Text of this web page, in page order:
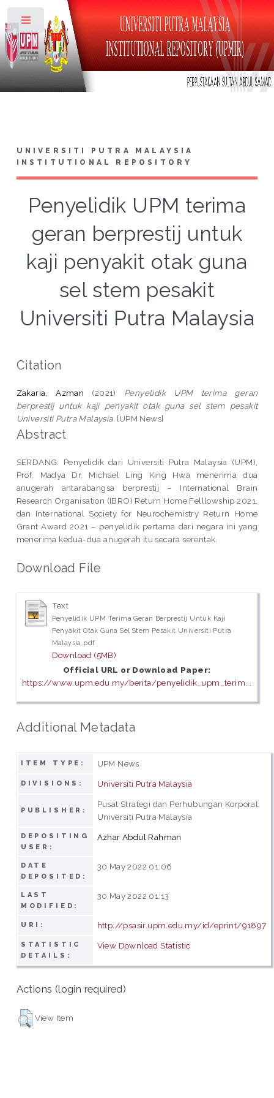
UNIVERSITI PUTRA MALAYSIA
INSTITUTIONAL REPOSITORY
Penyelidik UPM terima
geran berprestij untuk
kaji penyakit otak guna
sel stem pesakit
Universiti Putra Malaysia
Citation
Zakaria, Azman (2021) Penyelidik UPM terima geran
berprestij untuk kaji penyakit otak guna sel stem pesakit
Universiti Putra Malaysia. [UPM News]
Abstract
SERDANG: Penyelidik dari Universiti Putra Malaysia (UPM),
Prof. Madya Dr. Michael Ling King Hwa menerima dua
anugerah antarabangsa berprestij – International Brain
Research Organisation (IBRO) Return Home Felllowship 2021,
dan International Society for Neurochemistry Return Home
Grant Award 2021 – penyelidik pertama dari negara ini yang
menerima kedua-dua anugerah itu secara serentak.
Download File
Text
Penyelidik UPM Terima Geran Berprestij Untuk Kaji
Penyakit Otak Guna Sel Stem Pesakit Universiti Putra
Malaysia.pdf
Download (5MB)
Official URL or Download Paper:
https://www.upm.edu.my/berita/penyelidik_upm_terim...
Additional Metadata
ITEM TYPE: UPM News
DIVISIONS: Universiti Putra Malaysia
PUBLISHER:
Pusat Strategi dan Perhubungan Korporat,
Universiti Putra Malaysia
DEPOSITING
USER:
Azhar Abdul Rahman
DATE
DEPOSITED:
30 May 2022 01:06
LAST
MODIFIED:
30 May 2022 01:13
URI: http://psasir.upm.edu.my/id/eprint/91897
STATISTIC
DETAILS:
View Download Statistic
Actions (login required)
View Item
Toggle